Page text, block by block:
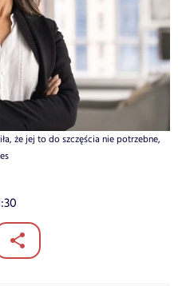
że jej to do szczęścia nie potrzebne,